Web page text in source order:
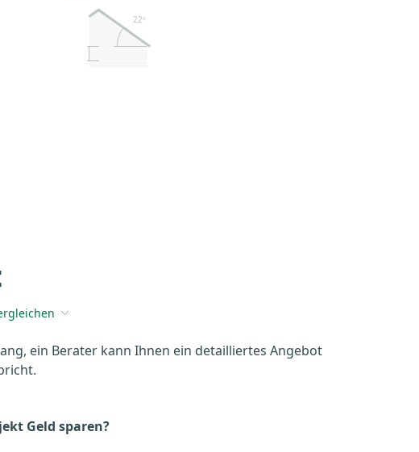
22º
ein Berater kann Ihnen ein detailliertes Angebot
Geld sparen?